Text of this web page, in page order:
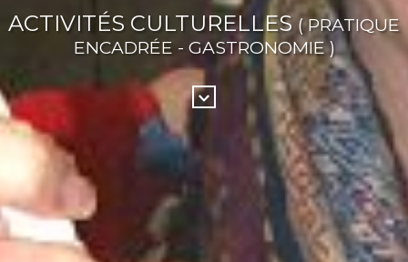
ACTIVITÉS CULTURELLES( PRATIQUE
ENCADRÉE - GASTRONOMIE )